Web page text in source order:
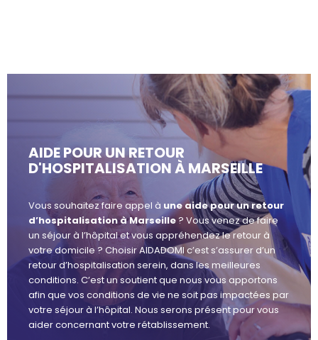
AIDE POUR UN RETOUR
D'HOSPITALISATION À MARSEILLE
Vous souhaitez faire appel à une aide pour un retour
d’hospitalisation à Marseille ? Vous venez de faire
un séjour à l’hôpital et vous appréhendez le retour à
votre domicile ? Choisir AIDADOMI c’est s’assurer d’un
retour d’hospitalisation serein, dans les meilleures
conditions. C’est un soutient que nous vous apportons
afin que vos conditions de vie ne soit pas impactées par
votre séjour à l’hôpital. Nous serons présent pour vous
aider concernant votre rétablissement.